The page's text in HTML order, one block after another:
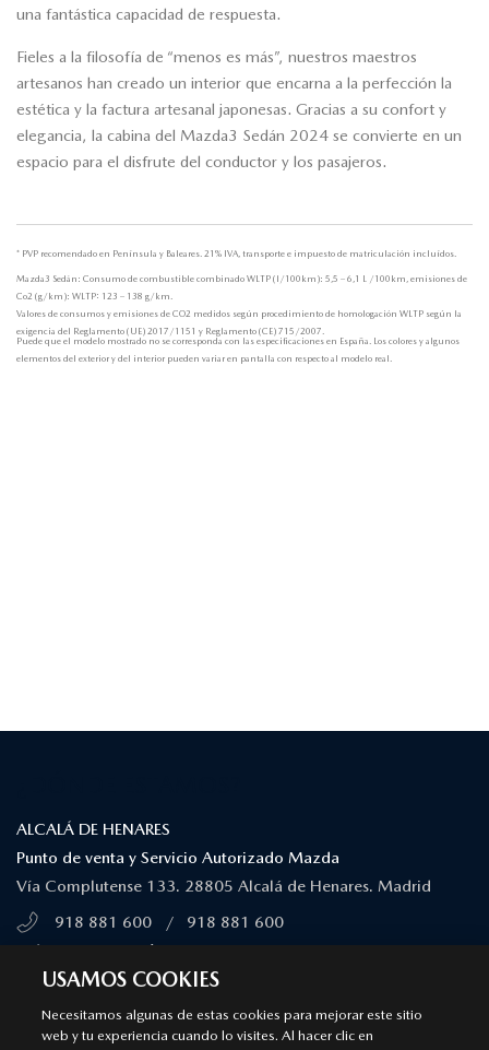
una fantástica capacidad de respuesta.
Fieles a la filosofía de “menos es más”, nuestros maestros
artesanos han creado un interior que encarna a la perfección la
estética y la factura artesanal japonesas. Gracias a su confort y
elegancia, la cabina del Mazda3 Sedán 2024 se convierte en un
espacio para el disfrute del conductor y los pasajeros.
* PVP recomendado en Península y Baleares. 21% IVA, transporte e impuesto de matriculación incluídos.
Mazda3 Sedán: Consumo de combustible combinado WLTP (l/100km): 5,5 – 6,1 L /100km, emisiones de
Co2 (g/km): WLTP: 123 – 138 g/km.
Valores de consumos y emisiones de CO2 medidos según procedimiento de homologación WLTP según la
exigencia del Reglamento (UE) 2017/1151 y Reglamento (CE) 715/2007.
Puede que el modelo mostrado no se corresponda con las especificaciones en España. Los colores y algunos
elementos del exterior y del interior pueden variar en pantalla con respecto al modelo real.
ALCALÁ DE HENARES
Punto de venta y Servicio Autorizado Mazda
Vía Complutense 133. 28805 Alcalá de Henares. Madrid
918 881 600
/
918 881 600
TORREJÓN DE ARDOZ
USAMOS COOKIES
Necesitamos algunas de estas cookies para mejorar este sitio
web y tu experiencia cuando lo visites. Al hacer clic en